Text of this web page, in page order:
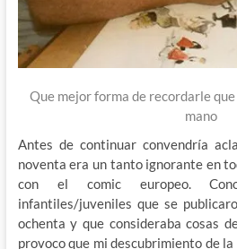
Que mejor forma de recordarle
mano
Antes de continuar convendría
noventa era un tanto ignorante en
con el comic europeo.
infantiles/juveniles que se
ochenta y que consideraba cosas
provoco que mi descubrimiento de